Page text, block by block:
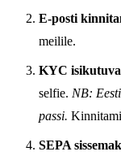
E-posti
meilile.
KYC
selfie. NB:
passi.
SEPA